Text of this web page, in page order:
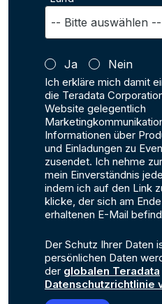
Ja Nein
Ich erkläre mich damit
die Teradata
Website gelegentlich
Informationen über
und Einladungen zu
zusendet. Ich nehme
mein Einverständnis
indem ich auf den Link
klicke, der sich am
erhaltenen E-Mail
Der Schutz Ihrer Daten
persönlichen Daten
der globalen Teradata
Datenschutzrichtlinie